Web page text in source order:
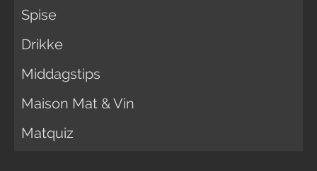
Spise
Drikke
Middagstips
Maison Mat & Vin
Matquiz